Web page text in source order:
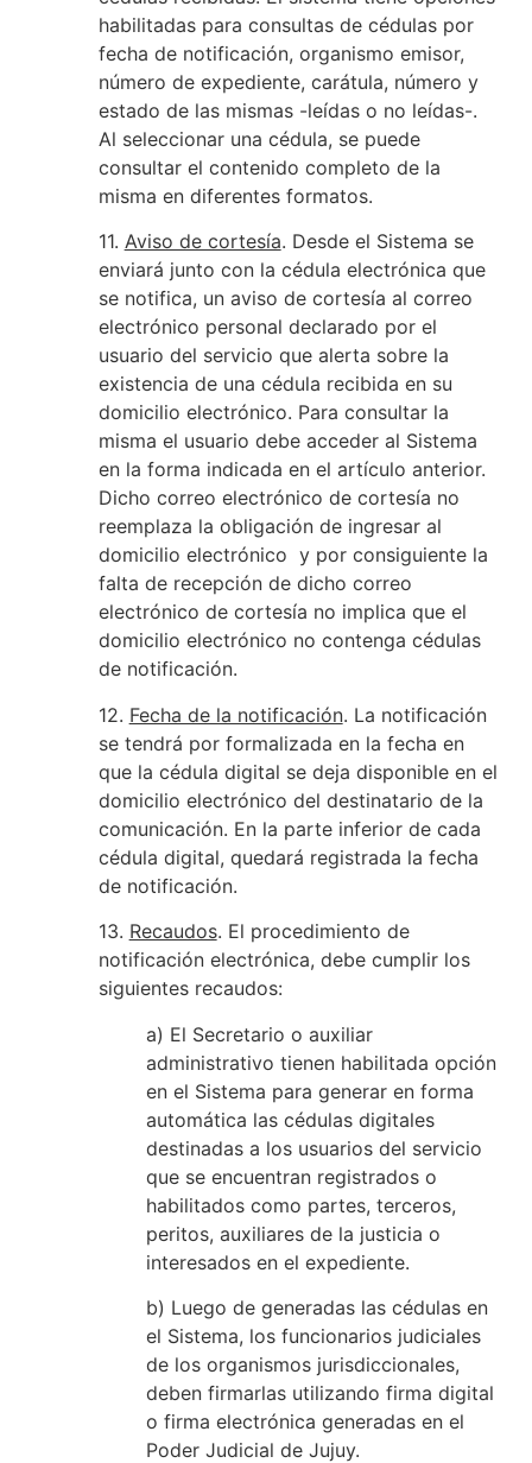
habilitadas para consultas de cédulas por
fecha de notificación, organismo emisor,
número de expediente, carátula, número y
estado de las mismas -leídas o no leídas-.
Al seleccionar una cédula, se puede
consultar el contenido completo de la
misma en diferentes formatos.
11. Aviso de cortesía. Desde el Sistema se
enviará junto con la cédula electrónica que
se notifica, un aviso de cortesía al correo
electrónico personal declarado por el
usuario del servicio que alerta sobre la
existencia de una cédula recibida en su
domicilio electrónico. Para consultar la
misma el usuario debe acceder al Sistema
en la forma indicada en el artículo anterior.
Dicho correo electrónico de cortesía no
reemplaza la obligación de ingresar al
domicilio electrónico y por consiguiente la
falta de recepción de dicho correo
electrónico de cortesía no implica que el
domicilio electrónico no contenga cédulas
de notificación.
12. Fecha de la notificación. La notificación
se tendrá por formalizada en la fecha en
que la cédula digital se deja disponible en el
domicilio electrónico del destinatario de la
comunicación. En la parte inferior de cada
cédula digital, quedará registrada la fecha
de notificación.
13. Recaudos. El procedimiento de
notificación electrónica, debe cumplir los
siguientes recaudos:
a) El Secretario o auxiliar
administrativo tienen habilitada opción
en el Sistema para generar en forma
automática las cédulas digitales
destinadas a los usuarios del servicio
que se encuentran registrados o
habilitados como partes, terceros,
peritos, auxiliares de la justicia o
interesados en el expediente.
b) Luego de generadas las cédulas en
el Sistema, los funcionarios judiciales
de los organismos jurisdiccionales,
deben firmarlas utilizando firma digital
o firma electrónica generadas en el
Poder Judicial de Jujuy.